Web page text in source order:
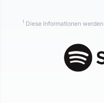
1 Diese Informationen